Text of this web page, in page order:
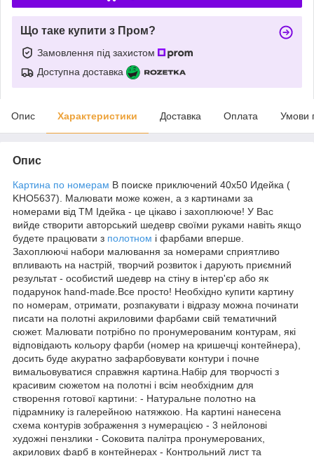
Що таке купити з Пром?
Замовлення під захистом
Доступна доставка
Опис Характеристики Доставка Оплата Умови
Опис
Картина по номерам В поиске приключений 40х50 Идейка (
KHO5637). Малювати може кожен, а з картинами за
номерами від ТМ Ідейка - це цікаво і захоплююче! У Вас
вийде створити авторський шедевр своїми руками навіть якщо
будете працювати з полотном і фарбами вперше.
Захоплюючі набори малювання за номерами сприятливо
впливають на настрій, творчий розвиток і дарують приємний
результат - особистий шедевр на стіну в інтер'єр або як
подарунок hand-made.Все просто! Необхідно купити картину
по номерам, отримати, розпакувати і відразу можна починати
писати на полотні акриловими фарбами свій тематичний
сюжет. Малювати потрібно по пронумерованим контурам, які
відповідають кольору фарби (номер на кришечці контейнера),
досить буде акуратно зафарбовувати контури і почне
вимальовуватися справжня картина.Набір для творчості з
красивим сюжетом на полотні і всім необхідним для
створення готової картини: - Натуральне полотно на
підрамнику із галерейною натяжкою. На картині нанесена
схема контурів зображення з нумерацією - 3 нейлонові
художні пензлики - Соковита палітра пронумерованих,
акрилових фарб в контейнерах - Контрольний лист та